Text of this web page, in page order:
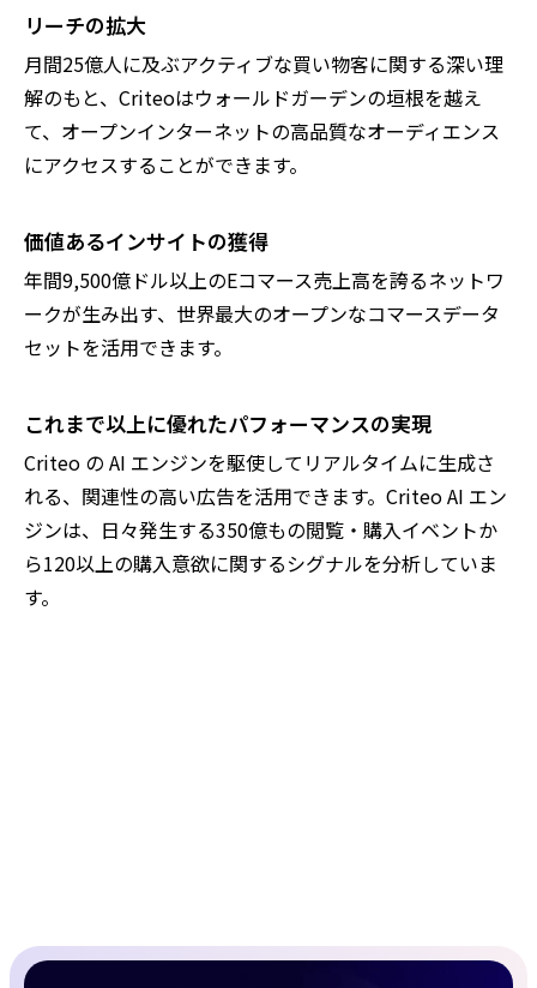
リーチの拡大
月間25億人に及ぶアクティブな買い物客に関する深い理
解のもと、Criteoはウォールドガーデンの垣根を越え
て、オープンインターネットの高品質なオーディエンス
にアクセスすることができます。
価値あるインサイトの獲得
年間9,500億ドル以上のEコマース売上高を誇るネットワ
ークが生み出す、世界最大のオープンなコマースデータ
セットを活用できます。
これまで以上に優れたパフォーマンスの実現
Criteo の AI エンジンを駆使してリアルタイムに生成さ
れる、関連性の高い広告を活用できます。Criteo AI エン
ジンは、日々発生する350億もの閲覧・購入イベントか
ら120以上の購入意欲に関するシグナルを分析していま
す。